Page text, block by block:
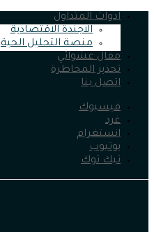
ادوات المتداول
الاجندة الاقتصادية
منصة التحليل الحية
مقال عشوائي
تحذير المخاطرة
اتصل بنا
فيسبوك
غرد
انستغرام
يوتيوب
تيك توك